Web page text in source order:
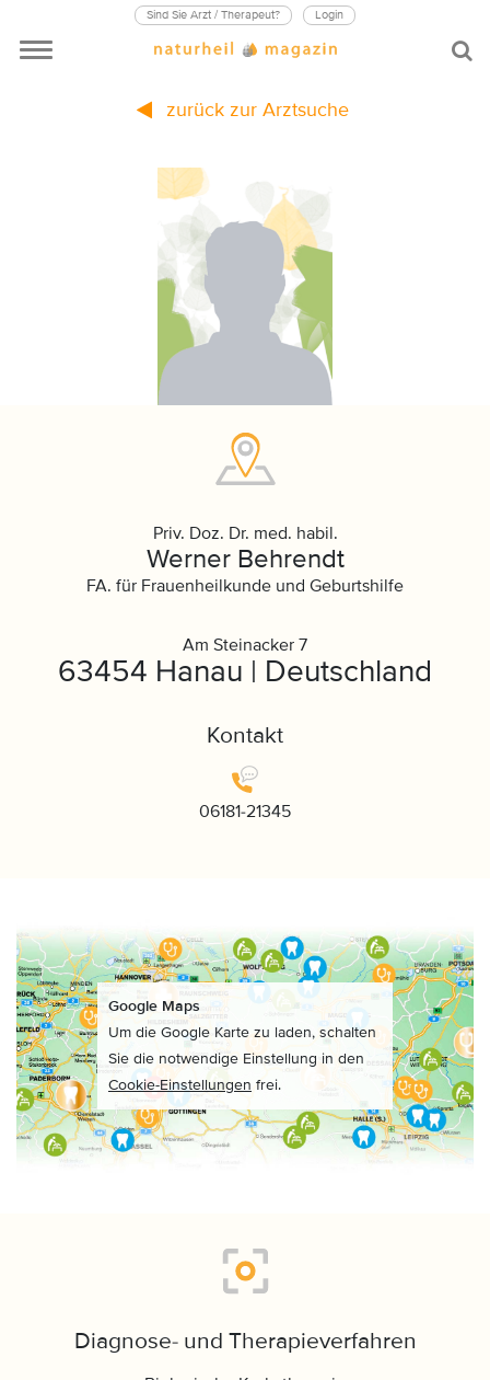
Sind Sie Arzt / Therapeut? Login
zurück zur Arztsuche
Priv. Doz. Dr. med. habil.
Werner Behrendt
FA. für Frauenheilkunde und Geburtshilfe
Am Steinacker 7
63454 Hanau | Deutschland
Kontakt
06181-21345
Google Maps
Um die Google Karte zu laden, schalten
Sie die notwendige Einstellung in den
Cookie-Einstellungen frei.
Diagnose- und Therapieverfahren